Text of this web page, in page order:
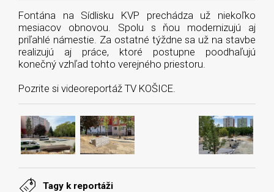
Fontána na Sídlisku KVP prechádza už niekoľko
mesiacov obnovou. Spolu s ňou modernizujú aj
priľahlé námestie. Za ostatné týždne sa už na stavbe
realizujú aj práce, ktoré postupne poodhaľujú
konečný vzhľad tohto verejného priestoru.
Pozrite si videoreportáž TV KOŠICE.
Tagy k reportáži